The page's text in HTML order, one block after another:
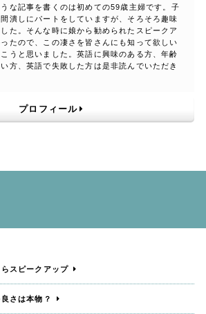
な記事を書くのは初めての59歳主婦です。子
潰しにパートをしていますが、そろそろ趣味
た。そんな時に娘から勧められたスピークア
たので、この凄さを皆さんにも知って欲しい
うと思いました。英語に興味のある方、年齢
方、英語で失敗した方は是非読んでいただき
プロフィール
スピークアップ
さは本物？